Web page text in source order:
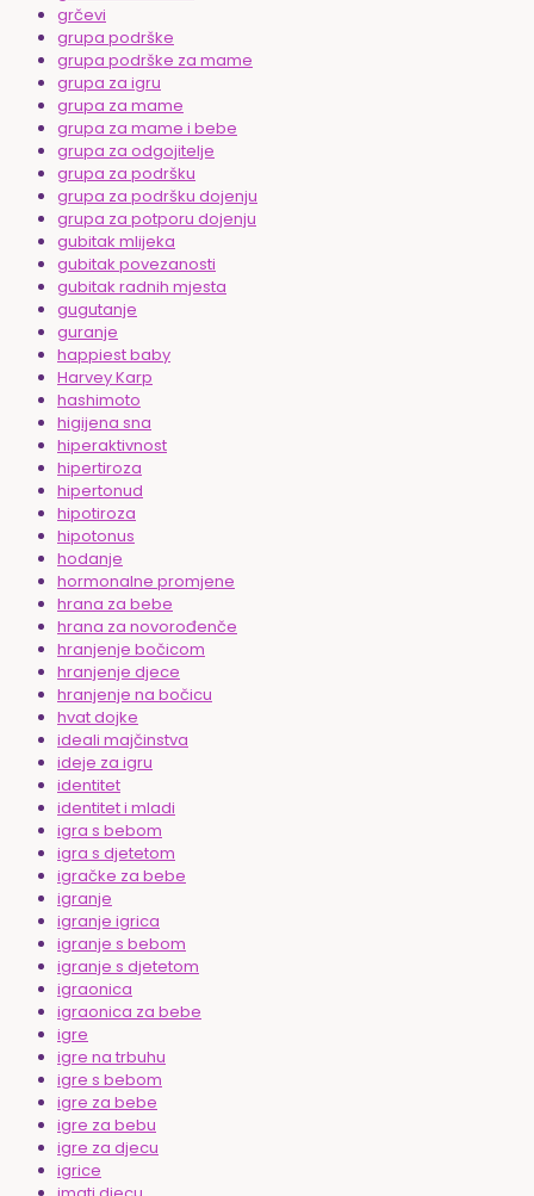
grčevi
grupa podrške
grupa podrške za mame
grupa za igru
grupa za mame
grupa za mame i bebe
grupa za odgojitelje
grupa za podršku
grupa za podršku dojenju
grupa za potporu dojenju
gubitak mlijeka
gubitak povezanosti
gubitak radnih mjesta
gugutanje
guranje
happiest baby
Harvey Karp
hashimoto
higijena sna
hiperaktivnost
hipertiroza
hipertonud
hipotiroza
hipotonus
hodanje
hormonalne promjene
hrana za bebe
hrana za novorođenče
hranjenje bočicom
hranjenje djece
hranjenje na bočicu
hvat dojke
ideali majčinstva
ideje za igru
identitet
identitet i mladi
igra s bebom
igra s djetetom
igračke za bebe
igranje
igranje igrica
igranje s bebom
igranje s djetetom
igraonica
igraonica za bebe
igre
igre na trbuhu
igre s bebom
igre za bebe
igre za bebu
igre za djecu
igrice